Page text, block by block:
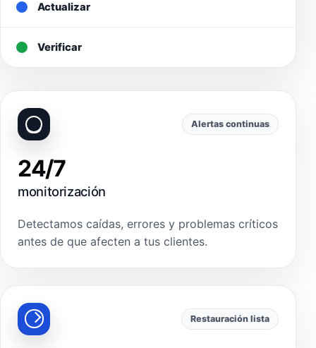
Actualizar
Verificar
Alertas continuas
24/7
monitorización
Detectamos caídas, errores y problemas críticos
antes de que afecten a tus clientes.
Restauración lista